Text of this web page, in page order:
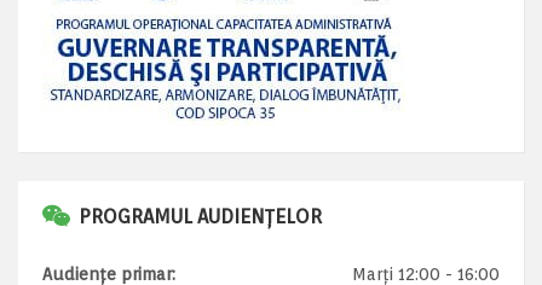
PROGRAMUL AUDIENȚELOR
Audiențe primar:
Marți 12:00 - 16:00